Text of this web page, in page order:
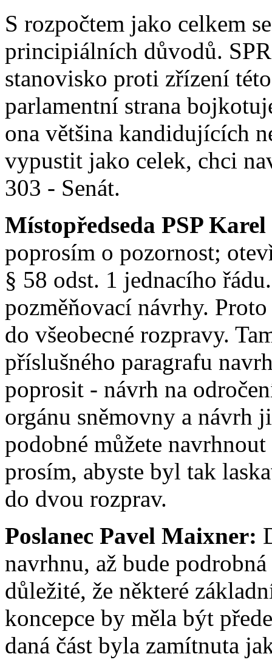
S rozpočtem jako celkem
principiálních důvodů.
stanovisko proti zřízení
parlamentní strana
ona většina kandidujících
vypustit jako celek, chci
303 - Senát.
Místopředseda PSP
poprosím o pozornost;
§ 58 odst. 1 jednacího
pozměňovací návrhy.
do všeobecné rozpravy.
příslušného paragrafu
poprosit - návrh na
orgánu sněmovny a návrh
podobné můžete
prosím, abyste byl tak
do dvou rozprav.
Poslanec Pavel Maixner:
navrhnu, až bude
důležité, že některé
koncepce by měla být
daná část byla zamítnuta